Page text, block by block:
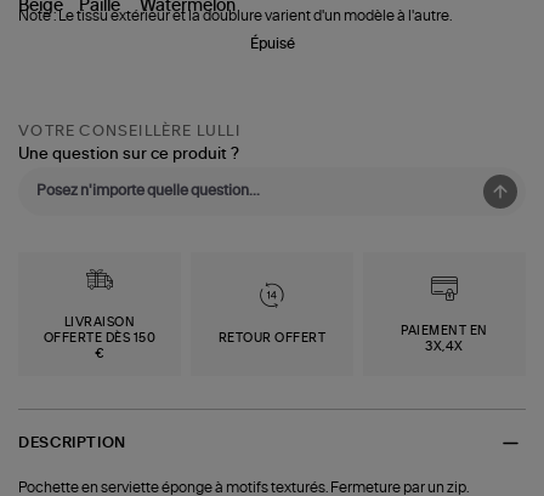
Note : Le tissu extérieur et la doublure varient d'un modèle à l'autre.
Épuisé
VOTRE CONSEILLÈRE LULLI
Une question sur ce produit ?
LIVRAISON
OFFERTE DÈS 150
€
RETOUR OFFERT
PAIEMENT EN
3X,4X
DESCRIPTION
Pochette en serviette éponge à motifs texturés. Fermeture par un zip.